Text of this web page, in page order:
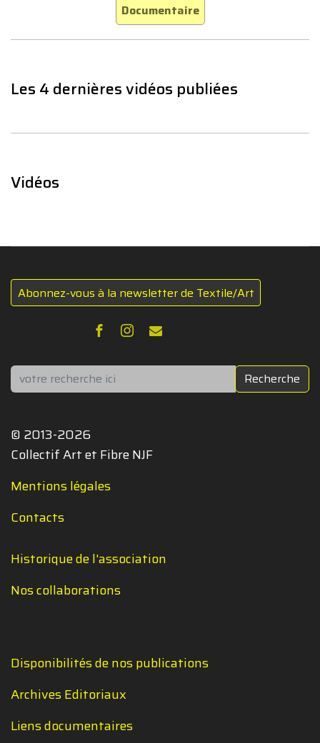
Documentaire
Les 4 dernières vidéos publiées
Vidéos
Abonnez-vous à la newsletter de Textile/Art
Rechercher Recherche
© 2013-2026
Collectif Art et Fibre NJF
Mentions légales
Contacts
Historique de l'association
Nos collaborations
Disponibilités de nos publications
Archives Editoriaux
Liens documentaires